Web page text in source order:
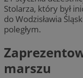
Stolarza, który był
do Wodzisławia
poległym.
marszu